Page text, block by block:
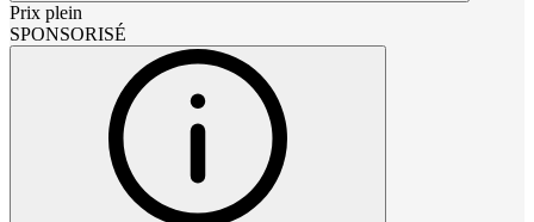
Prix plein
SPONSORISÉ